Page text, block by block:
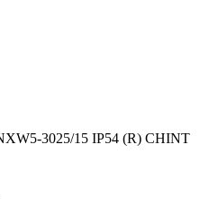
3025/15 IP54 (R) CHINT